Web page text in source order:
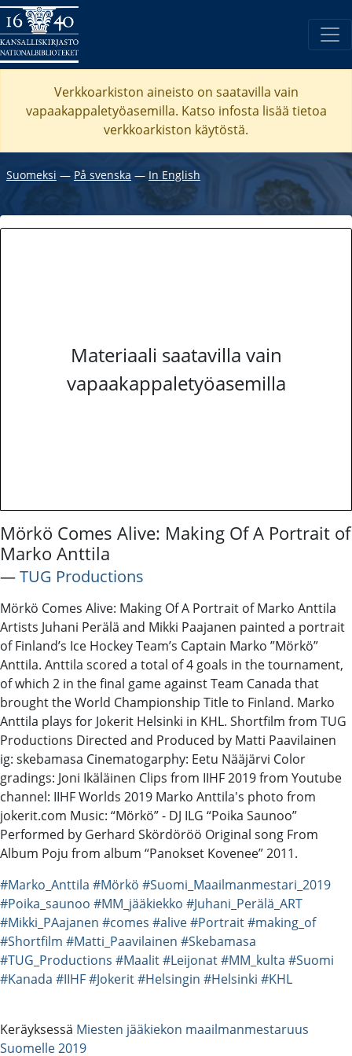
Verkkoarkiston aineisto on saatavilla vain
vapaakappaletyöasemilla. Katso infosta lisää tietoa
verkkoarkiston käytöstä.
Suomeksi ― På svenska ― In English
Materiaali saatavilla vain
vapaakappaletyöasemilla
Mörkö Comes Alive: Making Of A Portrait of
Marko Anttila
―TUG Productions
Mörkö Comes Alive: Making Of A Portrait of Marko Anttila
Artists Juhani Perälä and Mikki Paajanen painted a portrait
of Finland’s Ice Hockey Team’s Captain Marko ”Mörkö”
Anttila. Anttila scored a total of 4 goals in the tournament,
of which 2 in the final game against Team Canada that
brought the World Championship Title to Finland. Marko
Anttila plays for Jokerit Helsinki in KHL. Shortfilm from TUG
Productions Directed and Produced by Matti Paavilainen
ig: skebamasa Cinematogarphy: Eetu Nääjärvi Color
gradings: Joni Ikäläinen Clips from IIHF 2019 from Youtube
channel: IIHF Worlds 2019 Marko Anttila's photo from
jokerit.com Music: “Mörkö” - DJ ILG “Poika Saunoo”
Performed by Gerhard Skördöröö Original song From
Album Poju from album “Panokset Kovenee” 2011.
#Marko_Anttila #Mörkö #Suomi_Maailmanmestari_2019
#Poika_saunoo #MM_jääkiekko #Juhani_Perälä_ART
#Mikki_PAajanen #comes #alive#Portrait#making_of
#Shortfilm #Matti_Paavilainen #Skebamasa
#TUG_Productions #Maalit#Leijonat#MM_kulta #Suomi
#Kanada #IIHF#Jokerit#Helsingin #Helsinki #KHL
Keräyksessä Miesten jääkiekon maailmanmestaruus
Suomelle 2019